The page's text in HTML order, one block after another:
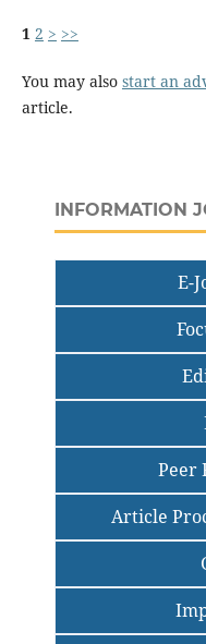
1 2 > >>
You may also start an
article.
INFORMATION
E-
Peer
Article